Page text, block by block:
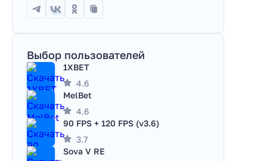
Выбор пользователей
1XBET
4.6
MelBet
4.6
90 FPS + 120 FPS (v3.6)
3.7
Sova V RE